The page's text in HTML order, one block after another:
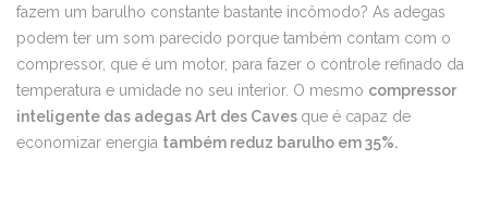
fazem um barulho constante bastante incômodo? As adegas
podem ter um som parecido porque também contam com o
compressor, que é um motor, para fazer o controle refinado da
temperatura e umidade no seu interior. O mesmo compressor
inteligente das adegas Art des Caves que é capaz de
economizar energia também reduz barulho em 35%.